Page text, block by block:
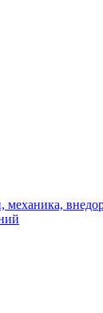
механика,